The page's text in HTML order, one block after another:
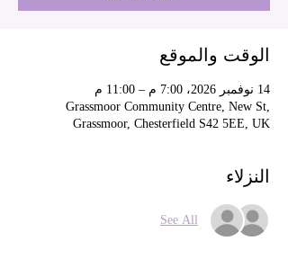
الوقت والموقع
14 نوفمبر 2026، 7:00 م – 11:00 م
Grassmoor Community Centre, New St,
Grassmoor, Chesterfield S42 5EE, UK
النزلاء
See All